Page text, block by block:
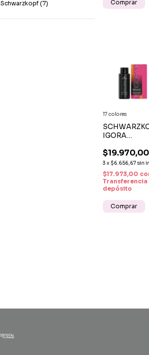
Schwarzkopf (7) Comprar
IGORA
TONO SOBRE
TONO
$19.970,00
3 x $6.656,67 sin
$17.973,00
Transferencia
depósito
17 colores
Comprar